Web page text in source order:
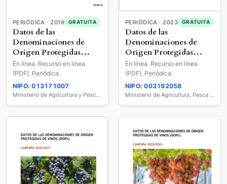
PERIÓDICA · 2018 GRATUITA
Datos de las
Denominaciones de
Origen Protegidas
(DOP) de Vinos
En línea. Recurso en línea
(PDF). Periódica.
NIPO: 013171007
Ministerio de Agricultura y Pesca, Alimentación y Medio Ambiente
PERIÓDICA · 2023 GRATUITA
Datos de las
Denominaciones de
Origen Protegidas
(DOP) de Vinos
En línea. Recurso en línea
(PDF). Periódica.
NIPO: 003192058
Ministerio de Agricultura, Pesca y Alimentación